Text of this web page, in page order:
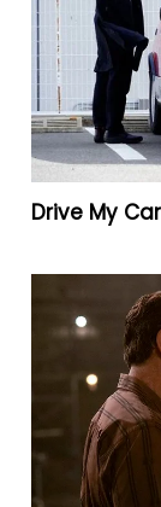
Drive My